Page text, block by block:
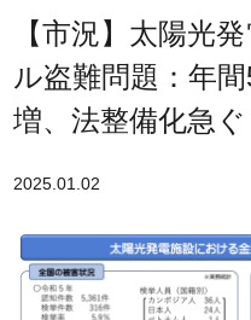
【市況】太陽光
ル盗難問題：年
増、法整備化急ぐ
2025.01.02